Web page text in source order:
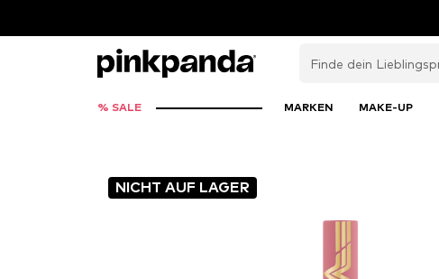
% SALE MARKEN MAKE-UP
NICHT AUF LAGER